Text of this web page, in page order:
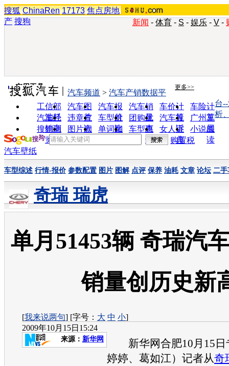
搜狐 ChinaRen 17173 焦点房地
产 搜狗 新闻 - 体育 - S - 娱乐 - V -
实用工具 更多>>
工信部
油耗
汽车图
片
汽车报
价
汽车销
量
车价计
算
车险计
算
汽车经
销商
违章查
询
车型对
比
团购优
惠
汽车投
诉
广州车
展
搜狗浏
览器
图片欣
赏
单词翻
车型查
询
女人宝
典
小说阅
读
汽车频道 > 汽车产销数据平
台
析
购置税
汽车壁纸
车型综述 行情-报价 参数配置 图片 图解 点评 保养 油耗 文章 论坛 二手
奇瑞 瑞虎
单月51453辆 奇瑞汽
销量创历史新
[我来说两句] [字号： 大 中 小]
2009年10月15日15:24
来源： 新华网
新华网合肥10月15日
婷婷、葛如江）记者从奇